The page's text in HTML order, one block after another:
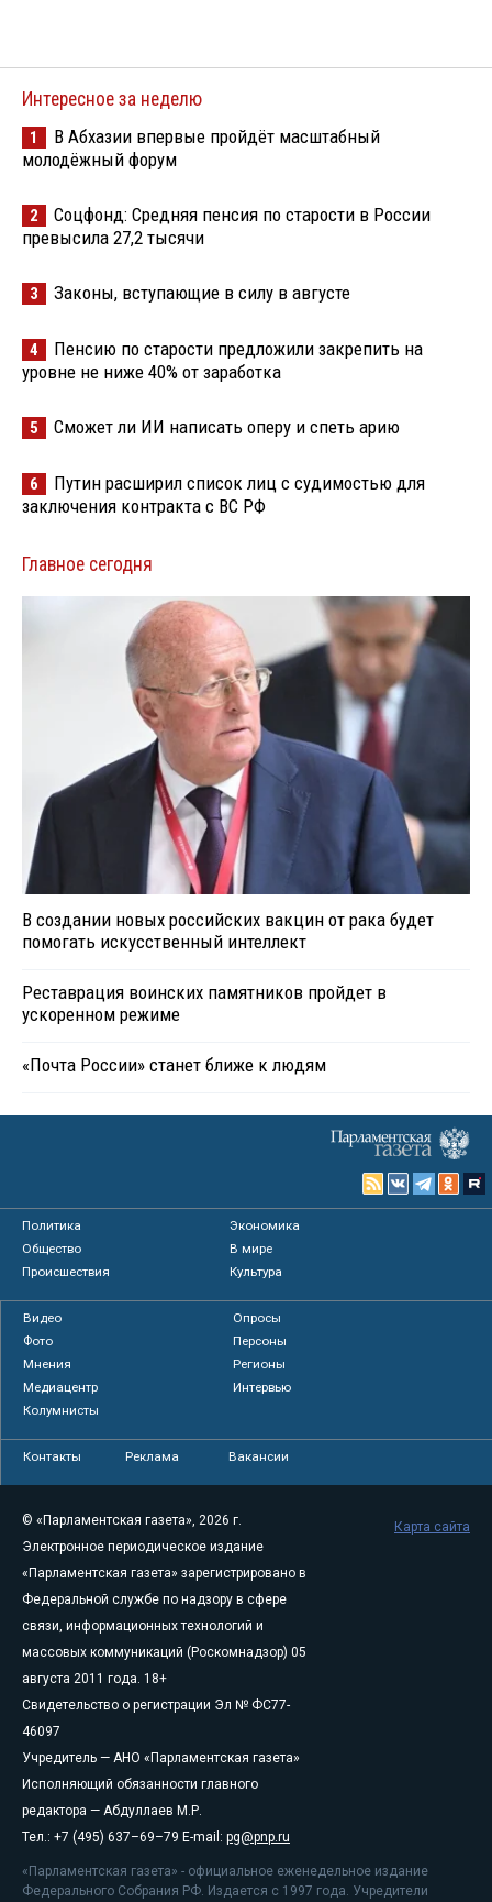
Интересное за неделю
1
В Абхазии впервые пройдёт масштабный
молодёжный форум
2
Соцфонд: Средняя пенсия по старости в России
превысила 27,2 тысячи
3 Законы, вступающие в силу в августе
4
Пенсию по старости предложили закрепить на
уровне не ниже 40% от заработка
5 Сможет ли ИИ написать оперу и спеть арию
6
Путин расширил список лиц с судимостью для
заключения контракта с ВС РФ
Главное сегодня
В создании новых российских вакцин от рака будет
помогать искусственный интеллект
Реставрация воинских памятников пройдет в
ускоренном режиме
«Почта России» станет ближе к людям
Политика
Экономика
Общество
В мире
Происшествия
Культура
Видео
Опросы
Фото
Персоны
Мнения
Регионы
Медиацентр
Интервью
Колумнисты
Контакты Реклама Вакансии
© «Парламентская газета», 2026 г.
Электронное периодическое издание
«Парламентская газета» зарегистрировано в
Федеральной службе по надзору в сфере
связи, информационных технологий и
массовых коммуникаций (Роскомнадзор) 05
августа 2011 года. 18+
Свидетельство о регистрации Эл № ФС77-
46097
Учредитель — АНО «Парламентская газета»
Исполняющий обязанности главного
редактора — Абдуллаев М.Р.
Тел.: +7 (495) 637–69–79 E-mail: pg@pnp.ru
«Парламентская газета» - официальное еженедельное издание
Федерального Собрания РФ. Издается с 1997 года. Учредители
Карта сайта